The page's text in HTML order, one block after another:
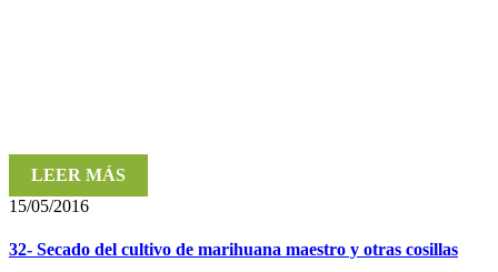
LEER MÁS
15/05/2016
32- Secado del cultivo de marihuana maestro y otras cosillas